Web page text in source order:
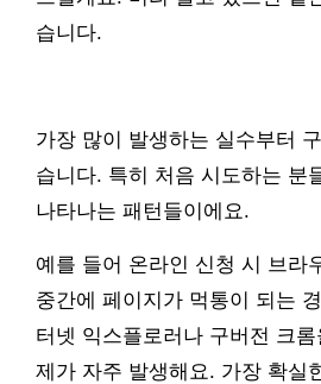
습니다.
가장 많이 발생하는 실수부터
습니다. 특히 처음 시도하는 분
나타나는 패턴들이에요.
예를 들어 온라인 신청 시 브라
중간에 페이지가 먹통이 되는
터넷 익스플로러나 구버전 크
제가 자주 발생해요. 가장 확실